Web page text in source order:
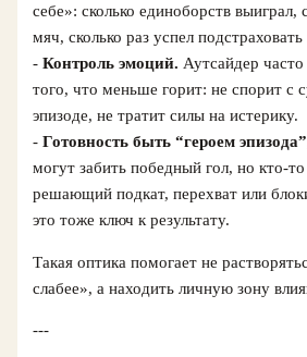
себе»: сколько единоборств выиграл,
мяч, сколько раз успел
-Контроль эмоций. Аутсайдер
того, что меньше горит: не спорит с
эпизоде, не тратит силы на истерику.
-Готовность быть “героем
могут забить победный гол, но кто-
решающий подкат, перехват или
это тоже ключ к результату.
Такая оптика помогает не
слабее», а находить личную зону
---